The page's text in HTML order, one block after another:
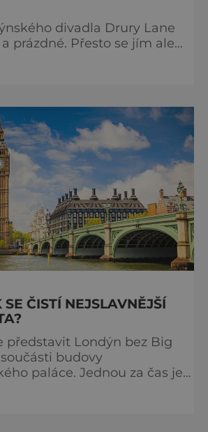
divadla Drury Lane
prázdné. Přesto se jím ale
z nedaleké chodby čísi
dotoval bohatý herec a
století jménem Thomas
ČISTÍ NEJSLAVNĚJŠÍ
představit Londýn bez Big
budovy
paláce. Jednou za čas je
srpna roku